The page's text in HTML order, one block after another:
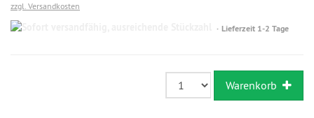
zzgl. Versandkosten
Sofort
Lieferzeit 1-2 Tage
Warenkorb